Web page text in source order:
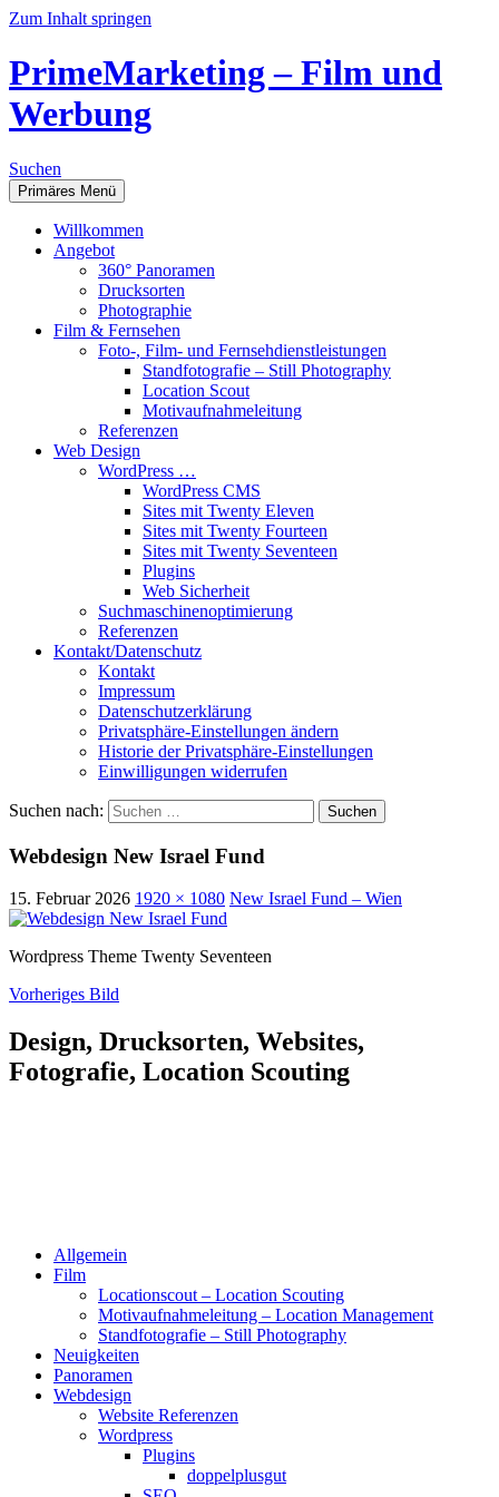
Zum Inhalt springen
PrimeMarketing – Film und
Werbung
Suchen
Primäres Menü
Willkommen
Angebot
360° Panoramen
Drucksorten
Photographie
Film & Fernsehen
Foto-, Film- und Fernsehdienstleistungen
Standfotografie – Still Photography
Location Scout
Motivaufnahmeleitung
Referenzen
Web Design
WordPress …
WordPress CMS
Sites mit Twenty Eleven
Sites mit Twenty Fourteen
Sites mit Twenty Seventeen
Plugins
Web Sicherheit
Suchmaschinenoptimierung
Referenzen
Kontakt/Datenschutz
Kontakt
Impressum
Datenschutzerklärung
Privatsphäre-Einstellungen ändern
Historie der Privatsphäre-Einstellungen
Einwilligungen widerrufen
Suchen nach:
Webdesign New Israel Fund
15. Februar 2026 1920 × 1080 New Israel Fund – Wien
Wordpress Theme Twenty Seventeen
Vorheriges Bild
Design, Drucksorten, Websites,
Fotografie, Location Scouting
Allgemein
Film
Locationscout – Location Scouting
Motivaufnahmeleitung – Location Management
Standfotografie – Still Photography
Neuigkeiten
Panoramen
Webdesign
Website Referenzen
Wordpress
Plugins
doppelplusgut